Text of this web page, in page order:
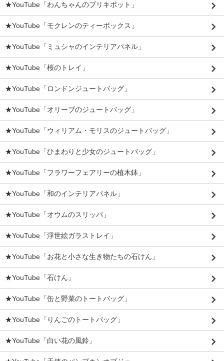
★YouTube「わんちゃんのブリキポット」
★YouTube「モクレンのティーボックス」
★YouTube「ミュシャのインテリアパネル」
★YouTube「桜のトレイ」
★YouTube「ロンドンジュートバッグ」
★YouTube「オリーブのジュートバッグ」
★YouTube「ウィリアム・モリスのジュートバッグ」
★YouTube「ひまわりと少女のジュートバッグ」
★YouTube「フラワーフェアリーの植木鉢」
★YouTube「和のインテリアパネル」
★YouTube「オウムのスリッパ」
★YouTube「浮世絵ガラストレイ」
★YouTube「お花と小さな生き物たちの石けん」
★YouTube「石けん」
★YouTube「缶と野菜のトートバッグ」
★YouTube「りんごのトートバッグ」
★YouTube「白い花の風鈴」